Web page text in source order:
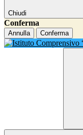
Chiudi
Conferma
Annulla Conferma